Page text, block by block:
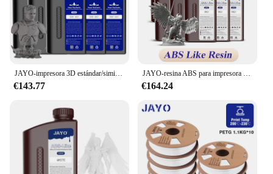
€143.77 €164.24